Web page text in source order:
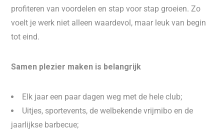
profiteren van voordelen en stap voor stap groeien. Zo
voelt je werk niet alleen waardevol, maar leuk van begin
tot eind.
Samen plezier maken is belangrijk
Elk jaar een paar dagen weg met de hele club;
Uitjes, sportevents, de welbekende vrijmibo en de
jaarlijkse barbecue;